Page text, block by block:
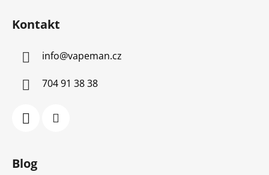
Kontakt
info@vapeman.cz
704 91 38 38
Blog